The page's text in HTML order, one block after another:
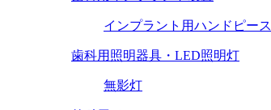
インプラント用ハンドピース
歯科用照明器具・LED照明灯
無影灯